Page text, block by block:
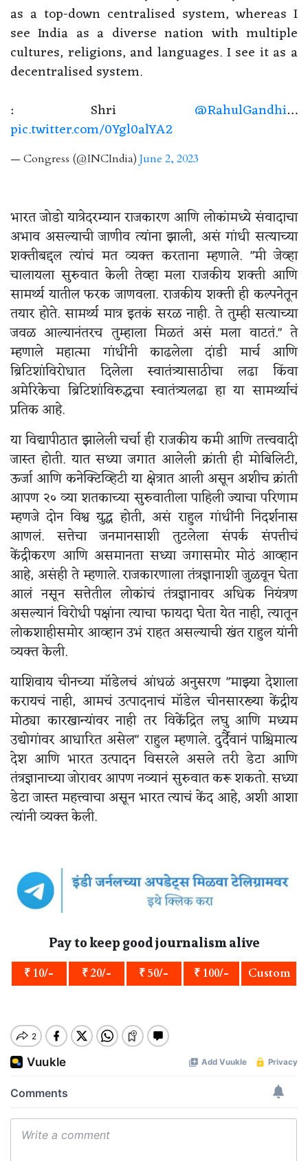
as a top-down centralised system, whereas I
see India as a diverse nation with multiple
cultures, religions, and languages. I see it as a
decentralised system.
: Shri @RahulGandhi…
pic.twitter.com/0Ygl0alYA2
— Congress (@INCIndia) June 2, 2023
भारत जोडो यात्रेदरम्यान राजकारण आणि लोकांमध्ये संवादाचा
अभाव असल्याची जाणीव त्यांना झाली, असं गांधी सत्याच्या
शक्तीबद्दल त्यांचं मत व्यक्त करताना म्हणाले. "मी जेव्हा
चालायला सुरुवात केली तेव्हा मला राजकीय शक्ती आणि
सामर्थ्य यातील फरक जाणवला. राजकीय शक्ती ही कल्पनेतून
तयार होते. सामर्थ्य मात्र इतकं सरळ नाही. ते तुम्ही सत्याच्या
जवळ आल्यानंतरच तुम्हाला मिळतं असं मला वाटतं." ते
म्हणाले महात्मा गांधींनी काढलेला दांडी मार्च आणि
ब्रिटिशांविरोधात दिलेला स्वातंत्र्यासाठीचा लढा किंवा
अमेरिकेचा ब्रिटिशांविरुद्धचा स्वातंत्र्यलढा हा या सामर्थ्याचं
प्रतिक आहे.
या विद्यापीठात झालेली चर्चा ही राजकीय कमी आणि तत्त्ववादी
जास्त होती. यात सध्या जगात आलेली क्रांती ही मोबिलिटी,
ऊर्जा आणि कनेक्टिव्हिटी या क्षेत्रात आली असून अशीच क्रांती
आपण २० व्या शतकाच्या सुरुवातीला पाहिली ज्याचा परिणाम
म्हणजे दोन विश्व युद्ध होती, असं राहुल गांधींनी निदर्शनास
आणलं. सत्तेचा जनमानसाशी तुटलेला संपर्क संपत्तीचं
केंद्रीकरण आणि असमानता सध्या जगासमोर मोठं आव्हान
आहे, असंही ते म्हणाले. राजकारणाला तंत्रज्ञानाशी जुळवून घेता
आलं नसून सत्तेतील लोकांचं तंत्रज्ञानावर अधिक नियंत्रण
असल्यानं विरोधी पक्षांना त्याचा फायदा घेता येत नाही, त्यातून
लोकशाहीसमोर आव्हान उभं राहत असल्याची खंत राहुल यांनी
व्यक्त केली.
याशिवाय चीनच्या मॉडेलचं आंधळं अनुसरण "माझ्या देशाला
करायचं नाही, आमचं उत्पादनाचं मॉडेल चीनसारख्या केंद्रीय
मोठ्या कारखान्यांवर नाही तर विकेंद्रित लघु आणि मध्यम
उद्योगांवर आधारित असेल" राहुल म्हणाले. दुर्दैवानं पाश्चिमात्य
देश आणि भारत उत्पादन विसरले असले तरी डेटा आणि
तंत्रज्ञानाच्या जोरावर आपण नव्यानं सुरुवात करू शकतो. सध्या
डेटा जास्त महत्त्वाचा असून भारत त्याचं केंद आहे, अशी आशा
त्यांनी व्यक्त केली.
Pay to keep good journalism alive
₹ 10/- ₹ 20/- ₹ 50/- ₹ 100/- Custom